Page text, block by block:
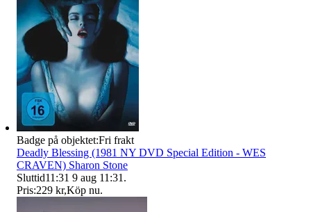
Badge på objektet:Fri frakt
Deadly Blessing (1981 NY DVD Special Edition - WES
CRAVEN) Sharon Stone
Sluttid11:31 9 aug 11:31 .
Pris:229 kr,Köp nu.